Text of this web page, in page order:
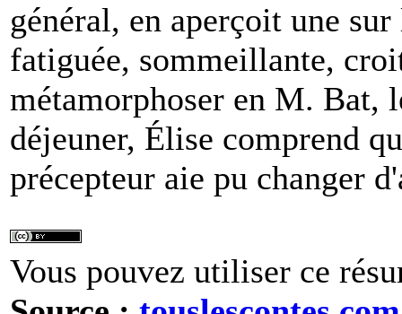
général, en aperçoit une
fatiguée, sommeillante,
métamorphoser en M. Bat,
déjeuner, Élise comprend
précepteur aie pu changer
Vous pouvez utiliser ce